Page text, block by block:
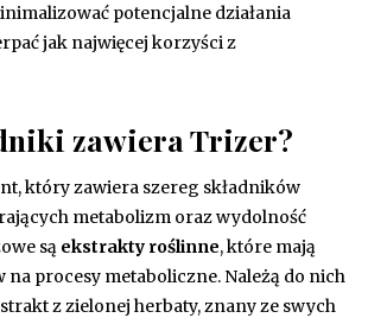
potencjalne działania
jak najwięcej korzyści z
zawiera Trizer?
który zawiera szereg składników
metabolizm oraz wydolność
są ekstrakty roślinne, które mają
na procesy metaboliczne. Należą do nich
z zielonej herbaty, znany ze swych